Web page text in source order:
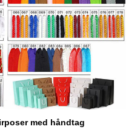
med håndtag